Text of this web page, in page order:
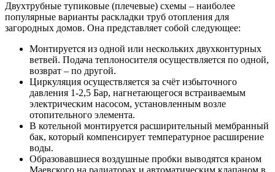
Двухтрубные тупиковые (плечевые) схемы – наиболее
популярные варианты раскладки труб отопления для
загородных домов. Она представляет собой следующее:
Монтируется из одной или нескольких двухконтурных
ветвей. Подача теплоносителя осуществляется по одной,
возврат – по другой.
Циркуляция осуществляется за счёт избыточного
давления 1-2,5 Бар, нагнетающегося встраиваемым
электрическим насосом, установленным возле
отопительного элемента.
В котельной монтируется расширительный мембранный
бак, который компенсирует температурное расширение
воды.
Образовавшиеся воздушные пробки выводятся краном